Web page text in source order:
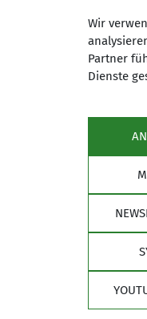
Unsere
Kletterzentrum
Wir
Partner
Dienste